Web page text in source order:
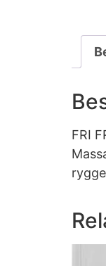
FRI